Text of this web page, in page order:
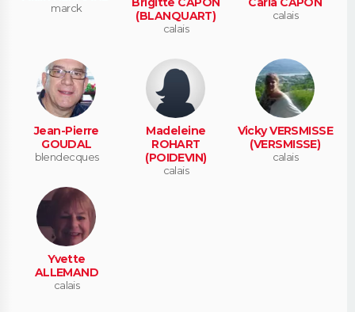
marck
(BLANQUART)
calais
calais
Jean-Pierre
GOUDAL
blendecques
Madeleine
ROHART
(POIDEVIN)
calais
Vicky VERSMISSE
(VERSMISSE)
calais
Yvette
ALLEMAND
calais